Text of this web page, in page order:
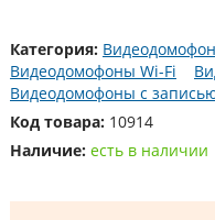
Категория:
Видеодомофоны Wi-Fi
Видеодомофоны с
Код товара: 10914
Наличие: есть в наличии